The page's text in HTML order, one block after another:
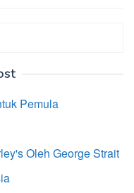
Pemula
Oleh George Strait